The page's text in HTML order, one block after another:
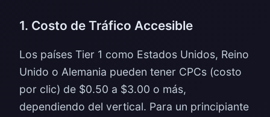
1. Costo de Tráfico Accesible
Los países Tier 1 como Estados Unidos, Reino
Unido o Alemania pueden tener CPCs (costo
por clic) de $0.50 a $3.00 o más,
dependiendo del vertical. Para un principiante